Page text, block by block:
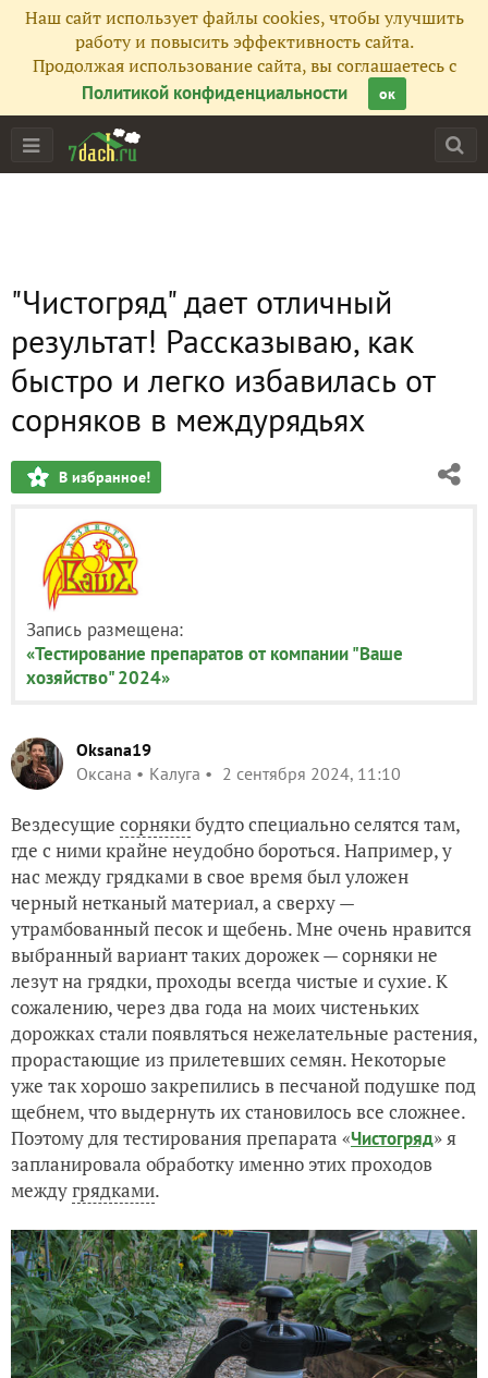
Наш сайт использует файлы cookies, чтобы улучшить
работу и повысить эффективность сайта.
Продолжая использование сайта, вы соглашаетесь с
Политикой конфиденциальности
ок
"Чистогряд" дает отличный
результат! Рассказываю, как
быстро и легко избавилась от
сорняков в междурядьях
В избранное!
Запись размещена:
«Тестирование препаратов от компании "Ваше
хозяйство" 2024»
Oksana19
Оксана
Калуга 2 сентября 2024, 11:10
Вездесущие сорнякибудто специально селятся там,
где с ними крайне неудобно бороться. Например, у
нас между грядками в свое время был уложен
черный нетканый материал, а сверху —
утрамбованный песок и щебень. Мне очень нравится
выбранный вариант таких дорожек — сорняки не
лезут на грядки, проходы всегда чистые и сухие. К
сожалению, через два года на моих чистеньких
дорожках стали появляться нежелательные растения,
прорастающие из прилетевших семян. Некоторые
уже так хорошо закрепились в песчаной подушке под
щебнем, что выдернуть их становилось все сложнее.
Поэтому для тестирования препарата «Чистогряд» я
запланировала обработку именно этих проходов
междугрядками.